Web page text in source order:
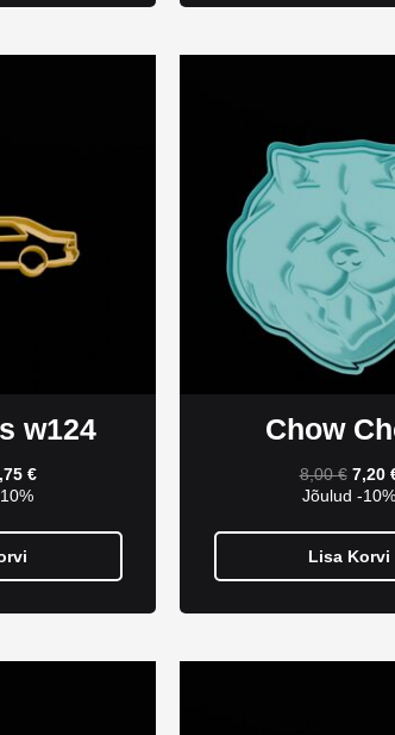
w124
€
Chow
8,00€ 7,20
Jõulud -10%
Lisa Korvi